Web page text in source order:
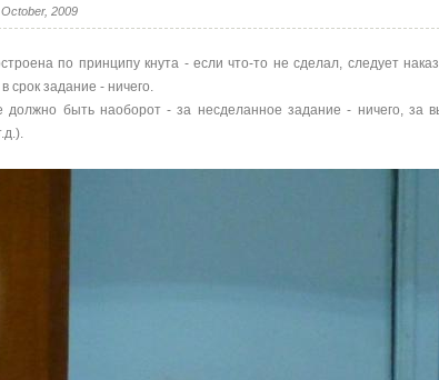
2009
по принципу кнута - если что-то не сделал, следует
срок задание - ничего.
должно быть наоборот - за несделанное задание - ничего, за